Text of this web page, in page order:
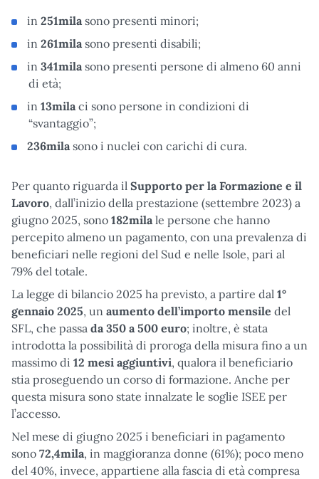
in 251mila sono presenti minori;
in 261mila sono presenti disabili;
in 341mila sono presenti persone di almeno 60 anni
di età;
in 13mila ci sono persone in condizioni di
“svantaggio”;
236mila sono i nuclei con carichi di cura.
Per quanto riguarda il Supporto per la Formazione e il
Lavoro, dall’inizio della prestazione (settembre 2023) a
giugno 2025, sono 182mila le persone che hanno
percepito almeno un pagamento, con una prevalenza di
beneficiari nelle regioni del Sud e nelle Isole, pari al
79% del totale.
La legge di bilancio 2025 ha previsto, a partire dal 1°
gennaio 2025, un aumento dell’importo mensile del
SFL, che passa da 350 a 500 euro; inoltre, è stata
introdotta la possibilità di proroga della misura fino a un
massimo di 12 mesi aggiuntivi, qualora il beneficiario
stia proseguendo un corso di formazione. Anche per
questa misura sono state innalzate le soglie ISEE per
l’accesso.
Nel mese di giugno 2025 i beneficiari in pagamento
sono 72,4mila, in maggioranza donne (61%); poco meno
del 40%, invece, appartiene alla fascia di età compresa